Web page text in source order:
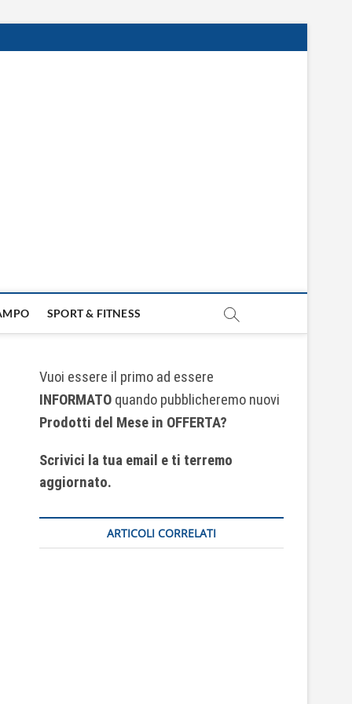
SPORT & FITNESS
Vuoi essere il primo ad essere
INFORMATO quando pubblicheremo nuovi
Prodotti del Mese in OFFERTA?
Scrivici la tua email e ti terremo
aggiornato.
ARTICOLI CORRELATI